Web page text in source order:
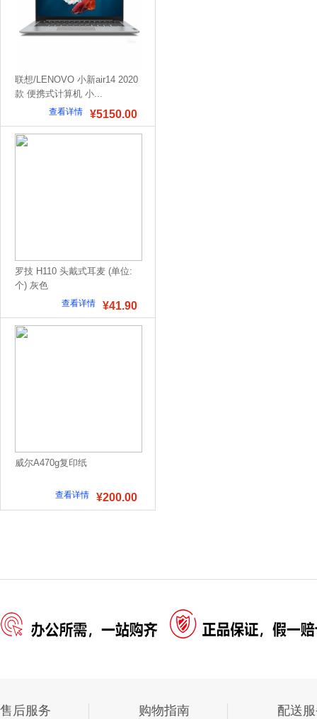
联想/LENOVO 小新air14 2020
款 便携式计算机 小...
¥5150.00
查看详情
罗技 H110 头戴式耳麦 (单位:
个) 灰色
¥41.90
查看详情
威尔A470g复印纸
¥200.00
查看详情
售后服务 购物指南 配送